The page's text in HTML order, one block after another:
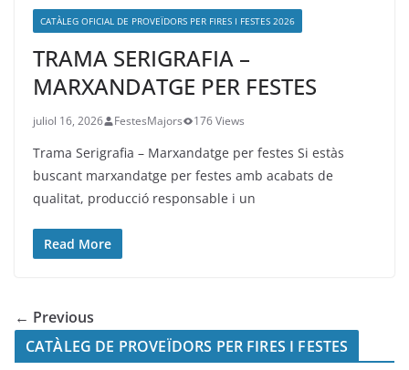
CATÀLEG OFICIAL DE PROVEÏDORS PER FIRES I FESTES 2026
TRAMA SERIGRAFIA –
MARXANDATGE PER FESTES
juliol 16, 2026 FestesMajors 176 Views
Trama Serigrafia – Marxandatge per festes Si estàs
buscant marxandatge per festes amb acabats de
qualitat, producció responsable i un
Read More
← Previous
CATÀLEG DE PROVEÏDORS PER FIRES I FESTES